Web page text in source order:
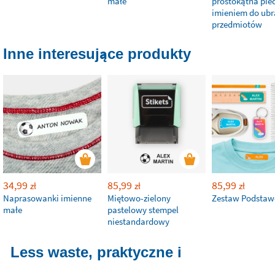
imieniem do
przedmiotów
Inne interesujące produkty
34,99 zł
Naprasowanki imienne
małe
85,99 zł
Miętowo-zielony
pastelowy stempel
niestandardowy
85,99 zł
Zestaw
Less waste, praktyczne i